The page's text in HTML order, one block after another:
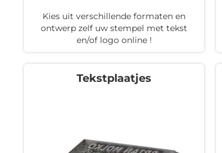
Kies uit verschillende formaten en
ontwerp zelf uw stempel met tekst
en/of logo online !
Tekstplaatjes